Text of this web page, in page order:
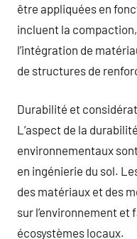
être appliquées en
incluent la
l’intégration de
de structures de
Durabilité et
L’aspect de la
environnementaux
en ingénierie du sol.
des matériaux et des
sur l’environnement
écosystèmes locaux.